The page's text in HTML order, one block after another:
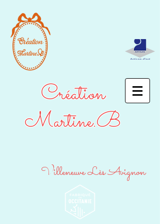
Création
Martine.B
Villeneuve Lès Avignon